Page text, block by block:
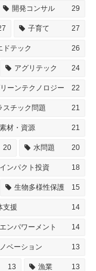
開発コンサル 29
子育て 27
ドテック 26
アグリテック 24
ーンテクノロジー 22
スチック問題 21
材・資源 21
20 水問題 20
ンパクト投資 18
生物多様性保護 15
支援 14
ンパワーメント 14
ベーション 13
13 漁業 13